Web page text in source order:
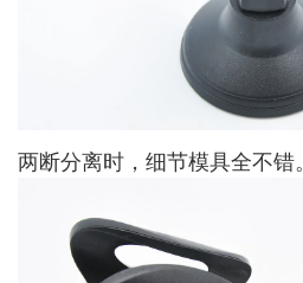
两断分离时，细节模具全不错。